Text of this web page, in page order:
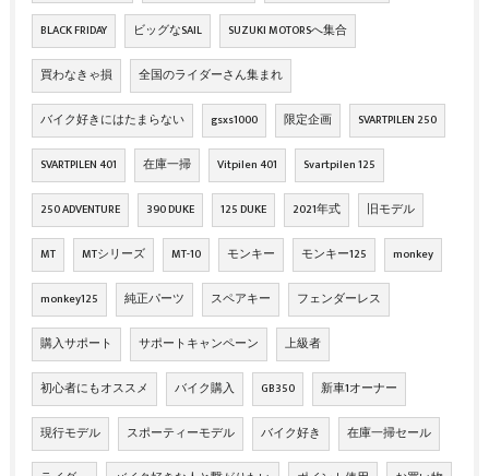
BLACK FRIDAY ビッグなSAIL SUZUKI MOTORSへ集合
買わなきゃ損 全国のライダーさん集まれ
バイク好きにはたまらない gsxs1000 限定企画 SVARTPILEN 250
SVARTPILEN 401 在庫一掃 Vitpilen 401 Svartpilen 125
250 ADVENTURE 390 DUKE 125 DUKE 2021年式 旧モデル
MT MTシリーズ MT-10 モンキー モンキー125 monkey
monkey125 純正パーツ スペアキー フェンダーレス
購入サポート サポートキャンペーン 上級者
初心者にもオススメ バイク購入 GB350 新車1オーナー
現行モデル スポーティーモデル バイク好き 在庫一掃セール